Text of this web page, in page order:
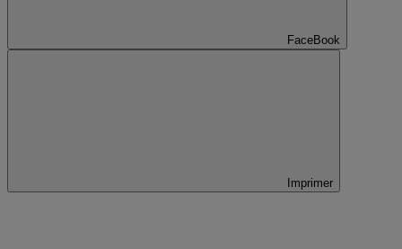
FaceBook
Imprimer